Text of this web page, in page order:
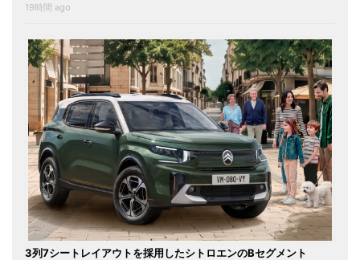
19時間 ago
3列7シートレイアウトを採用したシトロエンのBセグメント